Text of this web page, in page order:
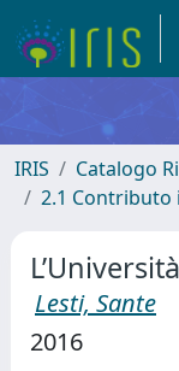
IRIS Catalogo
2.1 Contributo
Lesti, Sante
2016